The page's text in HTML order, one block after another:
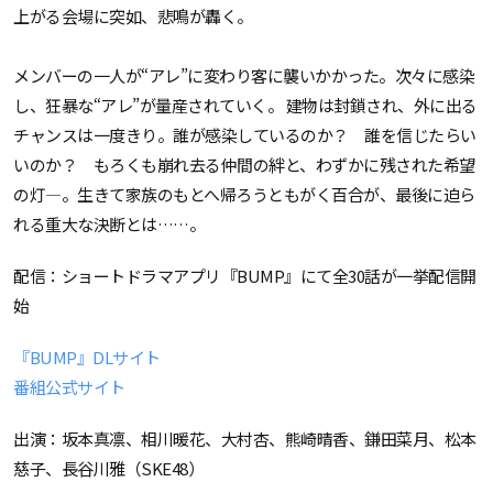
上がる会場に突如、悲鳴が轟く。
メンバーの一人が“アレ”に変わり客に襲いかかった。次々に感染
し、狂暴な“アレ”が量産されていく。 建物は封鎖され、外に出る
チャンスは一度きり。誰が感染しているのか？ 誰を信じたらい
いのか？ もろくも崩れ去る仲間の絆と、わずかに残された希望
の灯—。生きて家族のもとへ帰ろうともがく百合が、最後に迫ら
れる重大な決断とは……。
配信：ショートドラマアプリ『BUMP』にて全30話が一挙配信開
始
『BUMP』DLサイト
番組公式サイト
出演：坂本真凛、相川暖花、大村杏、熊崎晴香、鎌田菜月、松本
慈子、長谷川雅（SKE48）